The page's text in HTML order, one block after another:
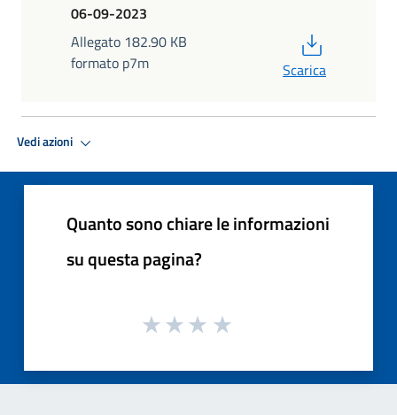
06-09-2023
Allegato 182.90 KB
formato p7m
Scarica
Vedi azioni
Quanto sono chiare le informazioni
su questa pagina?